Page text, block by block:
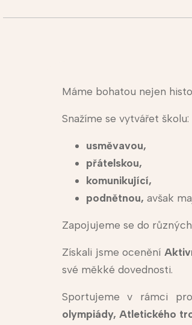
Máme bohatou nejen
Snažíme se vytvářet školu:
usměvavou,
přátelskou,
komunikující,
podnětnou, avšak
Zapojujeme se do
Získali jsme ocenění
své měkké dovednosti.
Sportujeme v rámci
olympiády, Atletického